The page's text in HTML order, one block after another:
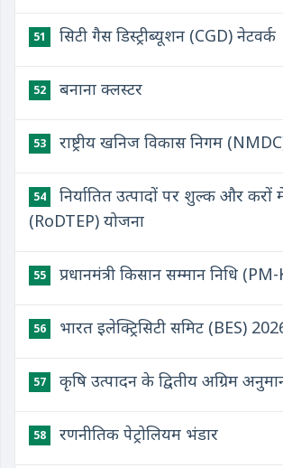
51 सिटी गैस डिस्ट्रीब्यूशन (CGD) नेटवर्क
52 बनाना क्लस्टर
53 राष्ट्रीय खनिज विकास निगम
54
निर्यातित उत्पादों पर शुल्क और करों
(RoDTEP) योजना
55 प्रधानमंत्री किसान सम्मान निधि
56 भारत इलेक्ट्रिसिटी समिट (BES)
57 कृषि उत्पादन के द्वितीय अग्रिम
58 रणनीतिक पेट्रोलियम भंडार